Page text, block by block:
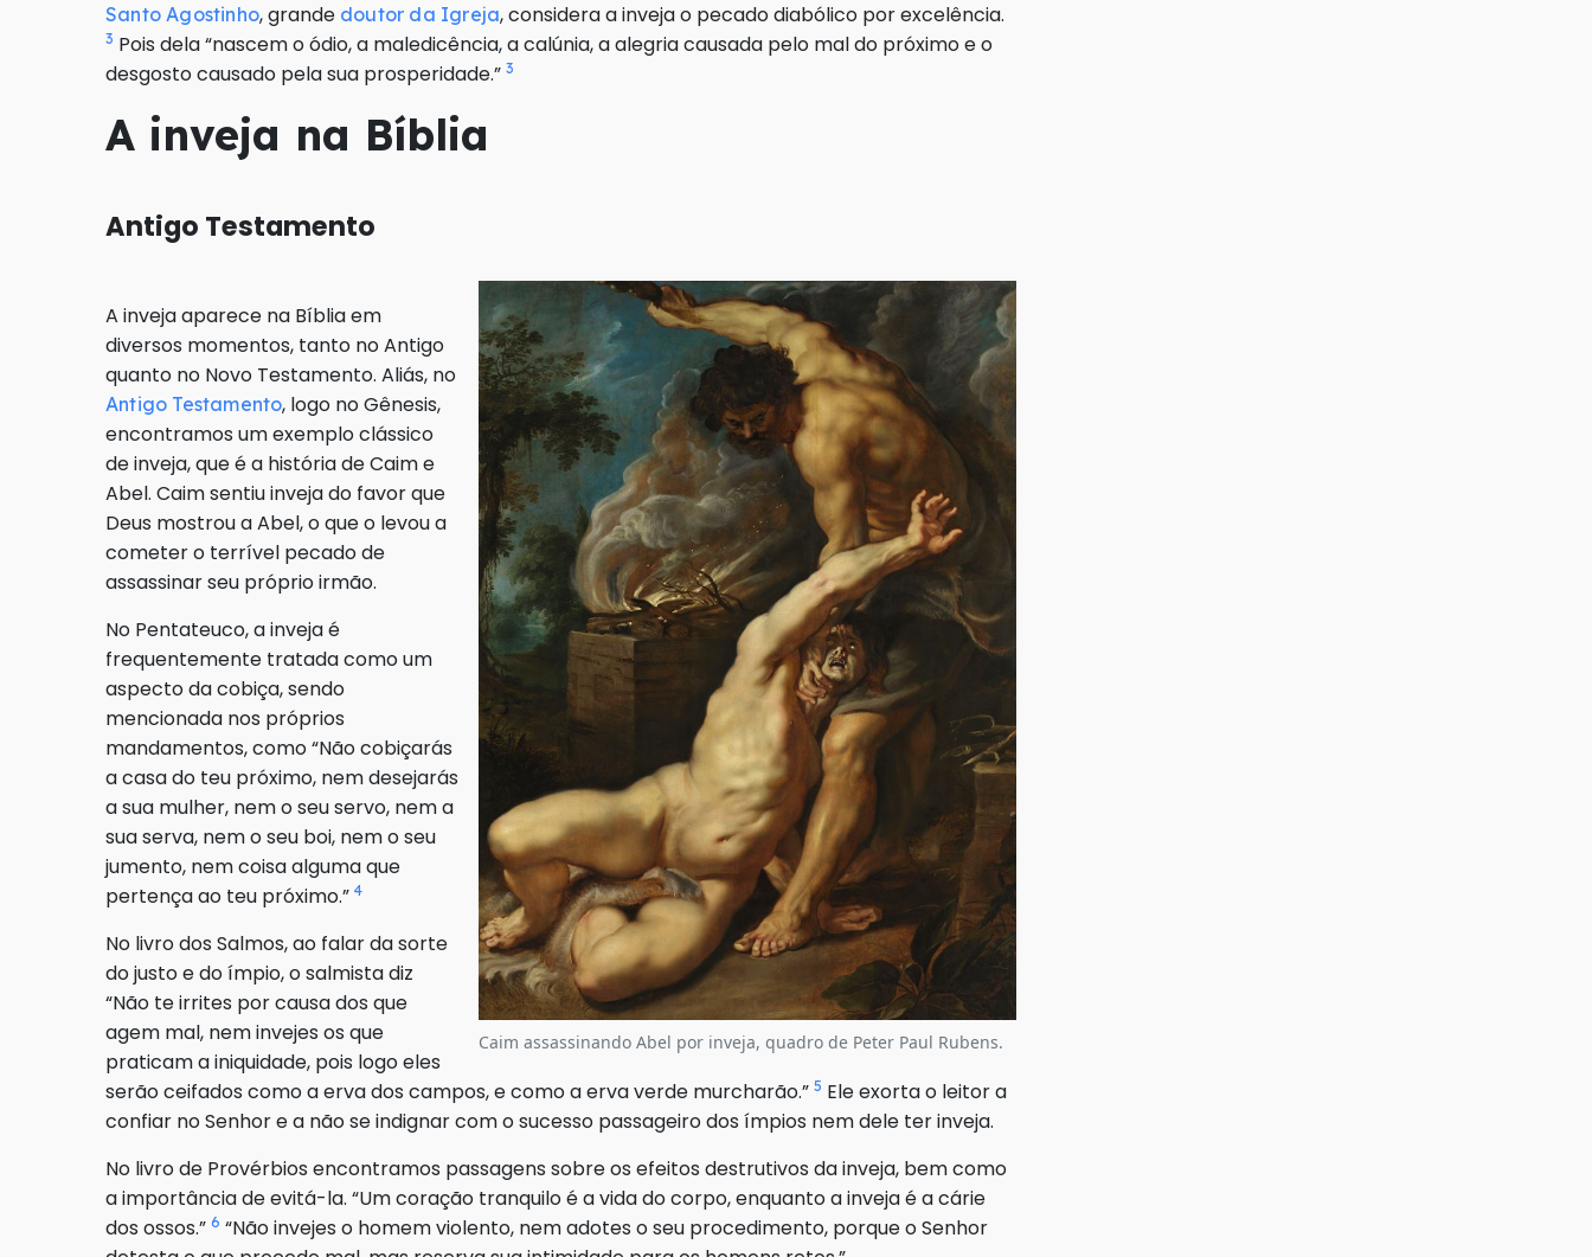
Santo Agostinho, grande doutor da Igreja, considera a inveja o pecado diabólico por excelência.
3 Pois dela “nascem o ódio, a maledicência, a calúnia, a alegria causada pelo mal do próximo e o
desgosto causado pela sua prosperidade.” 3
A inveja na Bíblia
Antigo Testamento
Caim assassinando Abel por inveja, quadro de Peter Paul Rubens.
A inveja aparece na Bíblia em
diversos momentos, tanto no Antigo
quanto no Novo Testamento. Aliás, no
Antigo Testamento, logo no Gênesis,
encontramos um exemplo clássico
de inveja, que é a história de Caim e
Abel. Caim sentiu inveja do favor que
Deus mostrou a Abel, o que o levou a
cometer o terrível pecado de
assassinar seu próprio irmão.
No Pentateuco, a inveja é
frequentemente tratada como um
aspecto da cobiça, sendo
mencionada nos próprios
mandamentos, como “Não cobiçarás
a casa do teu próximo, nem desejarás
a sua mulher, nem o seu servo, nem a
sua serva, nem o seu boi, nem o seu
jumento, nem coisa alguma que
pertença ao teu próximo.” 4
No livro dos Salmos, ao falar da sorte
do justo e do ímpio, o salmista diz
“Não te irrites por causa dos que
agem mal, nem invejes os que
praticam a iniquidade, pois logo eles
serão ceifados como a erva dos campos, e como a erva verde murcharão.” 5 Ele exorta o leitor a
confiar no Senhor e a não se indignar com o sucesso passageiro dos ímpios nem dele ter inveja.
No livro de Provérbios encontramos passagens sobre os efeitos destrutivos da inveja, bem como
a importância de evitá-la. “Um coração tranquilo é a vida do corpo, enquanto a inveja é a cárie
dos ossos.” 6 “Não invejes o homem violento, nem adotes o seu procedimento, porque o Senhor